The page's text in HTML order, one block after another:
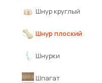
Шнур круглый
Шнур плоский
Шнурки
Шпагат